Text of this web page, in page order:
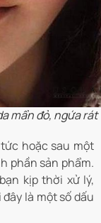
mẩn đỏ, ngứa rát
hoặc sau một
phần sản phẩm.
kịp thời xử lý,
là một số dấu